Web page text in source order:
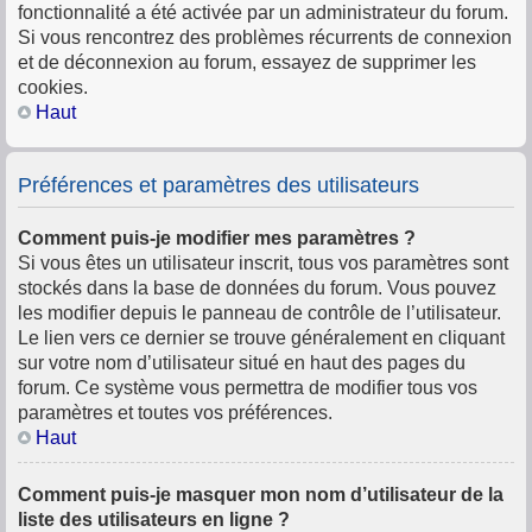
fonctionnalité a été activée par un administrateur du forum.
Si vous rencontrez des problèmes récurrents de connexion
et de déconnexion au forum, essayez de supprimer les
cookies.
Haut
Préférences et paramètres des utilisateurs
Comment puis-je modifier mes paramètres ?
Si vous êtes un utilisateur inscrit, tous vos paramètres sont
stockés dans la base de données du forum. Vous pouvez
les modifier depuis le panneau de contrôle de l’utilisateur.
Le lien vers ce dernier se trouve généralement en cliquant
sur votre nom d’utilisateur situé en haut des pages du
forum. Ce système vous permettra de modifier tous vos
paramètres et toutes vos préférences.
Haut
Comment puis-je masquer mon nom d’utilisateur de la
liste des utilisateurs en ligne ?